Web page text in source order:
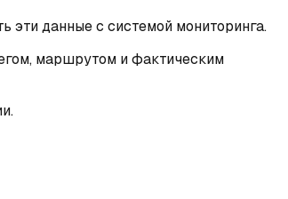
эти данные с системой мониторинга.
маршрутом и фактическим